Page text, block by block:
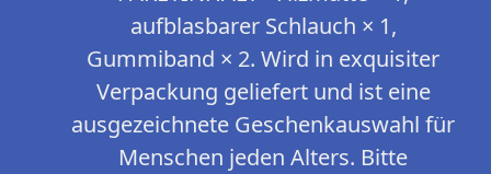
aufblasbarer Schlauch × 1,
Gummiband × 2. Wird in exquisiter
Verpackung geliefert und ist eine
ausgezeichnete Geschenkauswahl für
Menschen jeden Alters. Bitte